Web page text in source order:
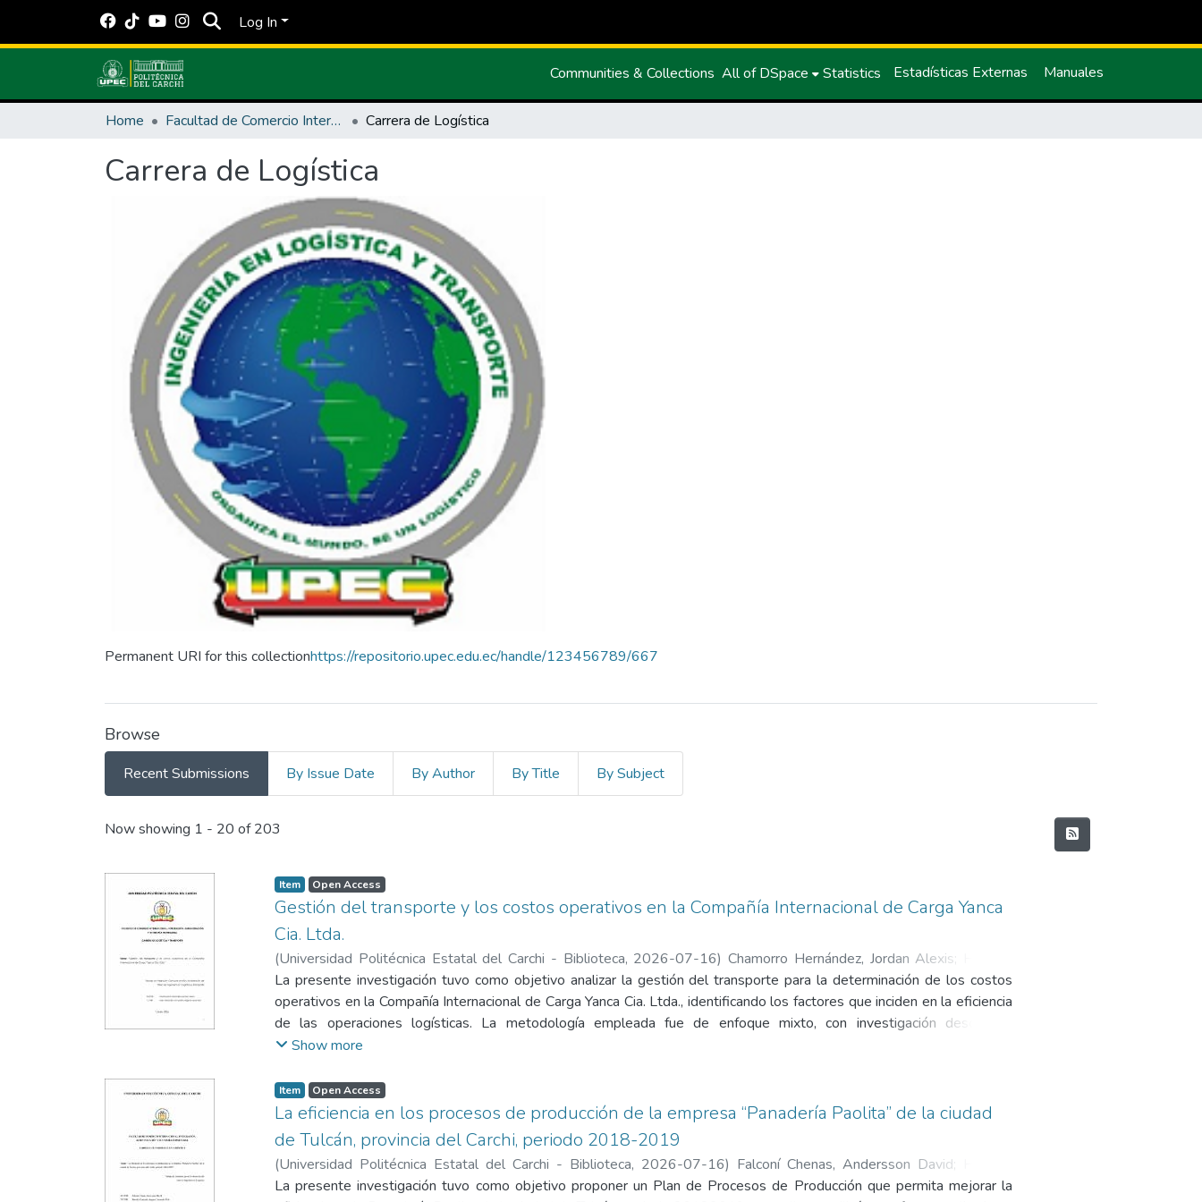
Log In
Communities & Collections All of DSpace Statistics Estadísticas Externas Manuales
Home Facultad de Comercio Internacional, Integración, Administración y Economía Empresarial Carrera de Logística
Carrera de Logística
Permanent URI for this collectionhttps://repositorio.upec.edu.ec/handle/123456789/667
Browse
Recent Submissions By Issue Date By Author By Title By Subject
Recent Submissions
Now showing 1 - 20 of 203
Item Open Access
Gestión del transporte y los costos operativos en la Compañía Internacional de Carga Yanca
Cia. Ltda.
(Universidad Politécnica Estatal del Carchi - Biblioteca, 2026-07-16) Chamorro Hernández, Jordan Alexis;
Campaña, Argenis Lissander
La presente investigación tuvo como objetivo analizar la gestión del transporte para la determinación de los costos
operativos en la Compañía Internacional de Carga Yanca Cia. Ltda., identificando los factores que inciden en la eficiencia
de las operaciones logísticas. La metodología empleada fue de enfoque mixto, con investigación descriptiva
documental y de campo, utilizando como técnicas de observación directa, entrevistas y revisión de registros operativos
planificación de rutas, administración de flota, control operativo y mantenimiento vehicular. Así mismo, se determinaron
los costos operativos de la empresa, clasificándolos en costos fijos y variables, evidenciando que los rubros de
combustible, mantenimiento, neumáticos, peajes y recorridos en vacío representan los principales generadores de
gasto. Los resultados revelaron deficiencias en el control de kilómetros recorridos sin carga, ausencia de herramientas
tecnológicas para la gestión integral del transporte y limitaciones en el seguimiento de las operaciones logísticas,
factores que afectan la rentabilidad empresarial. Se concluye que una gestión eficiente del transporte influye
Show more
Item Open Access
La eficiencia en los procesos de producción de la empresa “Panadería Paolita” de la ciudad
de Tulcán, provincia del Carchi, periodo 2018-2019
(Universidad Politécnica Estatal del Carchi - Biblioteca, 2026-07-16) Falconí Chenas, Andersson David;
Campaña, Argenis Lissander
La presente investigación tuvo como objetivo proponer un Plan de Procesos de Producción que permita mejorar la